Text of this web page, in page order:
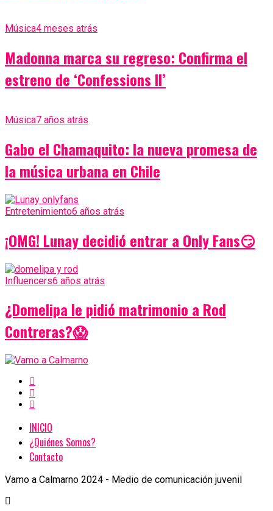
Música4 meses atrás
Madonna marca su regreso: Confirma el
estreno de ‘Confessions II’
Música7 años atrás
Gabo el Chamaquito: la nueva promesa de
la música urbana en Chile
Entretenimiento6 años atrás
¡OMG! Lunay decidió entrar a Only Fans😏
Influencers6 años atrás
¿Domelipa le pidió matrimonio a Rod
Contreras?😱
INICIO
¿Quiénes Somos?
Contacto
Vamo a Calmarno 2024 - Medio de comunicación juvenil